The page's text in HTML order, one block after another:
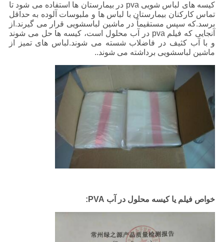
کیسه های لباس شویی pva در بیمارستان ها استفاده می شود تا
تماس کارکنان بیمارستان با لباس ها و ملبوسات آلوده به حداقل
برسد.که سپس مستقیماً در ماشین لباسشویی قرار می گیرند.از
آنجایی که فیلم pva در آب محلول است، کیسه ها حل می شوند
و با آب کثیف در فاضلاب شسته می شوند.لباس های تمیز از
ماشین لباسشویی برداشته می شوند..
خواص فیلم یا کیسه محلول در آب PVA: